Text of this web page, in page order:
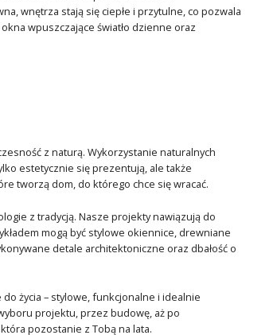
wnętrza stają się ciepłe i przytulne, co pozwala
wpuszczające światło dzienne oraz
z naturą. Wykorzystanie naturalnych
estetycznie się prezentują, ale także
tworzą dom, do którego chce się wracać.
z tradycją. Nasze projekty nawiązują do
mogą być stylowe okiennice, drewniane
detale architektoniczne oraz dbałość o
życia – stylowe, funkcjonalne i idealnie
projektu, przez budowę, aż po
pozostanie z Tobą na lata.